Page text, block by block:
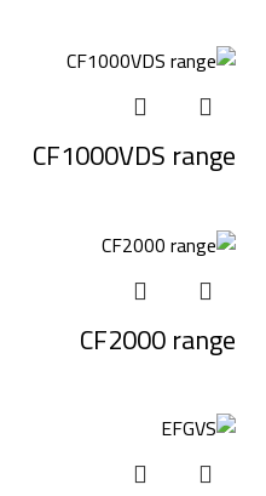
CF1000VDS range
CF2000 range